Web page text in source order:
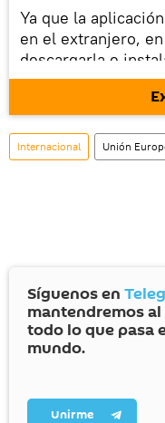
Ya que la
en el extranjero, en
descargarla e
móvil (¡solo para
También tenemos
social rusa VK .
Internacional Unión
Síguenos en
mantendremos
todo lo que pasa
mundo.
Unirme